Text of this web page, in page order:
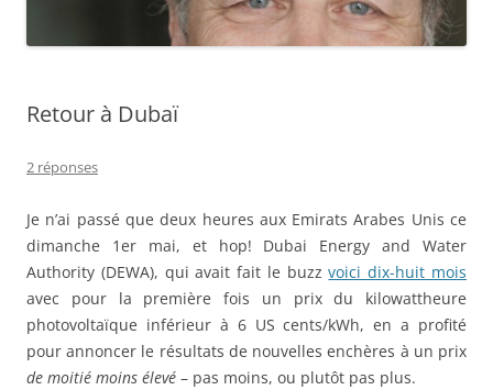
Retour à Dubaï
2 réponses
Je n’ai passé que deux heures aux Emirats Arabes Unis ce
dimanche 1er mai, et hop! Dubai Energy and Water
Authority (DEWA), qui avait fait le buzzvoici dix-huit mois
avec pour la première fois un prix du kilowattheure
photovoltaïque inférieur à 6 US cents/kWh, en a profité
pour annoncer le résultats de nouvelles enchères à un prix
de moitié moins élevé – pas moins, ou plutôt pas plus.